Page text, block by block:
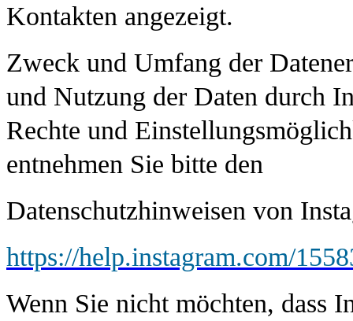
Kontakten angezeigt.
Zweck und Umfang der
und Nutzung der Daten durch
Rechte und
entnehmen Sie bitte den
Datenschutzhinweisen von
https://help.instagram.com/
Wenn Sie nicht möchten, dass